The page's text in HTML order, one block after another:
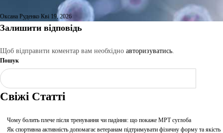
Оксана Руденко Кві 19, 2026
Залишити відповідь
Щоб відправити коментар вам необхідно авторизуватись.
Пошук
Свіжі Статті
Чому болить плече після тренування чи падіння: що покаже МРТ суглоба
Як спортивна активність допомагає ветеранам підтримувати фізичну форму та якість